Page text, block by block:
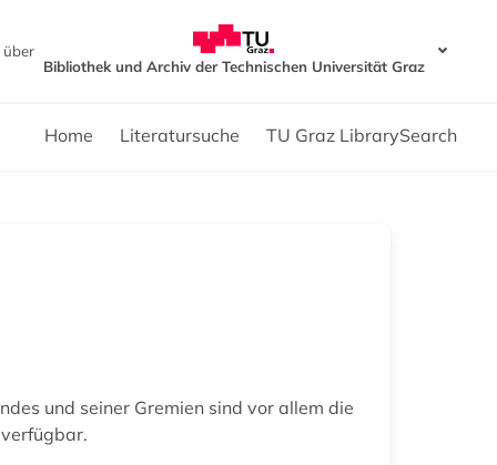
Bibliothek und Archiv der Technischen Universität Graz
Home Literatursuche TU Graz LibrarySearch
und seiner Gremien sind vor allem die